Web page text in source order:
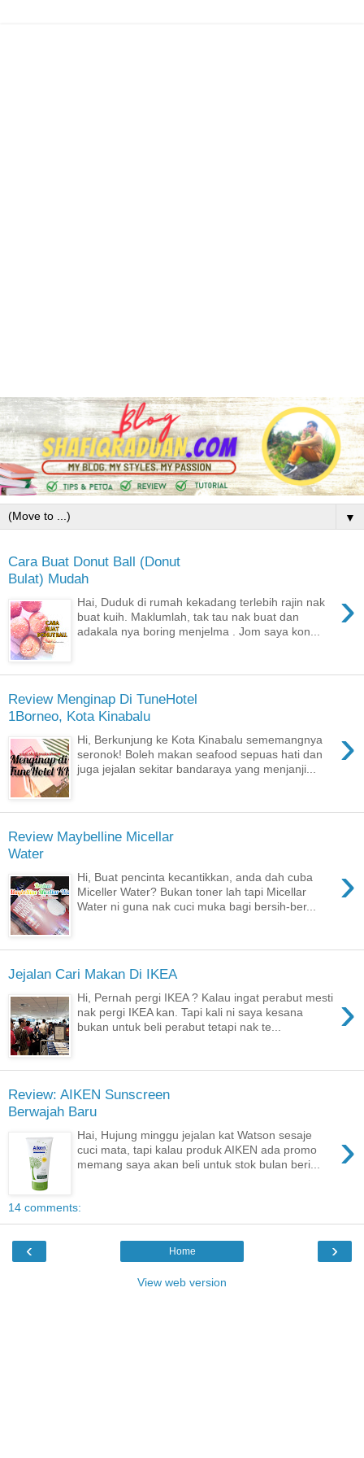
▼
Cara Buat Donut Ball (Donut
Bulat) Mudah
›
Hai, Duduk di rumah kekadang terlebih rajin nak
buat kuih. Maklumlah, tak tau nak buat dan
adakala nya boring menjelma . Jom saya kon...
Review Menginap Di TuneHotel
1Borneo, Kota Kinabalu
›
Hi, Berkunjung ke Kota Kinabalu sememangnya
seronok! Boleh makan seafood sepuas hati dan
juga jejalan sekitar bandaraya yang menjanji...
Review Maybelline Micellar
Water
›
Hi, Buat pencinta kecantikkan, anda dah cuba
Miceller Water? Bukan toner lah tapi Micellar
Water ni guna nak cuci muka bagi bersih-ber...
Jejalan Cari Makan Di IKEA
›
Hi, Pernah pergi IKEA ? Kalau ingat perabut mesti
nak pergi IKEA kan. Tapi kali ni saya kesana
bukan untuk beli perabut tetapi nak te...
Review: AIKEN Sunscreen
Berwajah Baru
›
Hai, Hujung minggu jejalan kat Watson sesaje
cuci mata, tapi kalau produk AIKEN ada promo
memang saya akan beli untuk stok bulan beri...
14 comments:
‹ ›
Home
View web version